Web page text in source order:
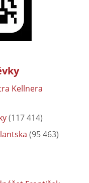
Kellnera
(117 414)
(95 463)